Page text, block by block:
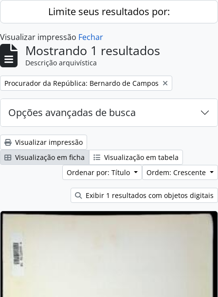
Skip to main contentLimite seus resultados por:
Visualizar impressão Fechar
Mostrando 1 resultados
Descrição arquivística
Remover filtro:
Procurador da República: Bernardo de Campos
Opções avançadas de busca
Visualizar impressão
Visualização em ficha
Visualização em tabela
Ordenar por: Título
Ordem: Crescente
Exibir 1 resultados com objetos digitais